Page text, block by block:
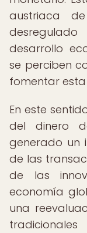
austriaca
desarrollo
se perciben
fomentar
En este
del dinero
generado un
de las
de las
economía
una